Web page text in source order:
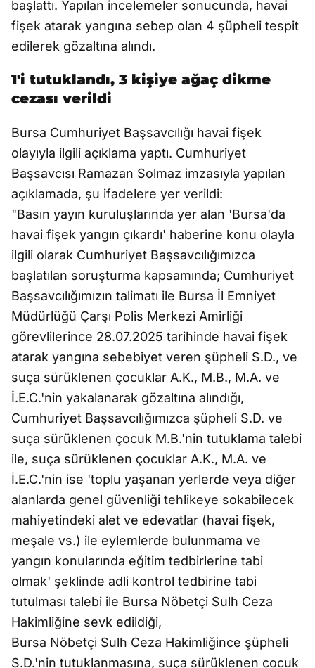
başlattı. Yapılan incelemeler sonucunda, havai
fişek atarak yangına sebep olan 4 şüpheli tespit
edilerek gözaltına alındı.
1'i tutuklandı, 3 kişiye ağaç dikme
cezası verildi
Bursa Cumhuriyet Başsavcılığı havai fişek
olayıyla ilgili açıklama yaptı. Cumhuriyet
Başsavcısı Ramazan Solmaz imzasıyla yapılan
açıklamada, şu ifadelere yer verildi:
"Basın yayın kuruluşlarında yer alan 'Bursa'da
havai fişek yangın çıkardı' haberine konu olayla
ilgili olarak Cumhuriyet Başsavcılığımızca
başlatılan soruşturma kapsamında; Cumhuriyet
Başsavcılığımızın talimatı ile Bursa İl Emniyet
Müdürlüğü Çarşı Polis Merkezi Amirliği
görevlilerince 28.07.2025 tarihinde havai fişek
atarak yangına sebebiyet veren şüpheli S.D., ve
suça sürüklenen çocuklar A.K., M.B., M.A. ve
İ.E.C.'nin yakalanarak gözaltına alındığı,
Cumhuriyet Başsavcılığımızca şüpheli S.D. ve
suça sürüklenen çocuk M.B.'nin tutuklama talebi
ile, suça sürüklenen çocuklar A.K., M.A. ve
İ.E.C.'nin ise 'toplu yaşanan yerlerde veya diğer
alanlarda genel güvenliği tehlikeye sokabilecek
mahiyetindeki alet ve edevatlar (havai fişek,
meşale vs.) ile eylemlerde bulunmama ve
yangın konularında eğitim tedbirlerine tabi
olmak' şeklinde adli kontrol tedbirine tabi
tutulması talebi ile Bursa Nöbetçi Sulh Ceza
Hakimliğine sevk edildiği,
Bursa Nöbetçi Sulh Ceza Hakimliğince şüpheli
S.D.'nin tutuklanmasına, suça sürüklenen çocuk